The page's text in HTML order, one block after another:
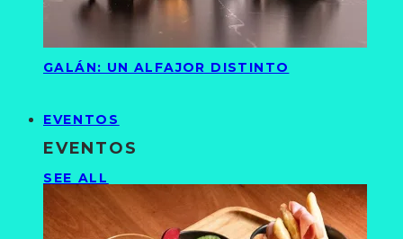
GALÁN: UN ALFAJOR DISTINTO
EVENTOS
EVENTOS
SEE ALL